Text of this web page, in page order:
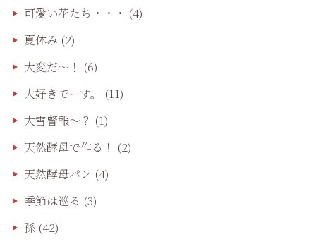
可愛い花たち・・・ (4)
夏休み (2)
大変だ〜！ (6)
大好きでーす。
(11)
大雪警報〜？ (1)
天然酵母で作る！ (2)
天然酵母パン (4)
季節は巡る (3)
孫(42)